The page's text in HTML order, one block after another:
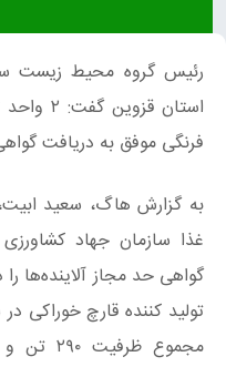
رئیس گروه محیط زیست
استان
فرنگی موفق به دریافت
به گزارش هاگ، سعید
غذا سازمان جهاد
گواهی حد مجاز آلاینده‌ها
تولید کننده قارچ خوراکی
مجموع